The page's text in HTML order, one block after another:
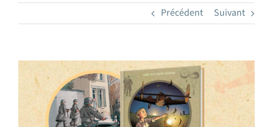
Précédent Suivant
l'image
agrandie